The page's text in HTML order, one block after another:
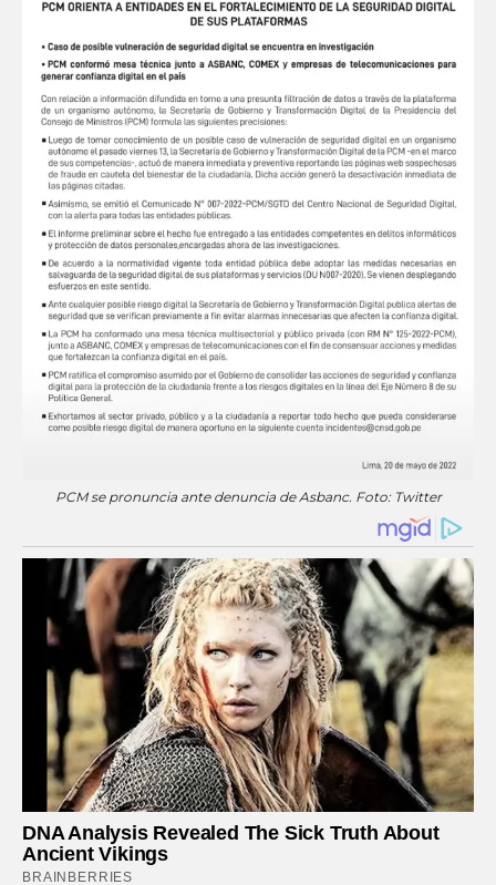
PCM se pronuncia ante denuncia de Asbanc. Foto: Twitter
DNA Analysis Revealed The Sick Truth About
Ancient Vikings
BRAINBERRIES